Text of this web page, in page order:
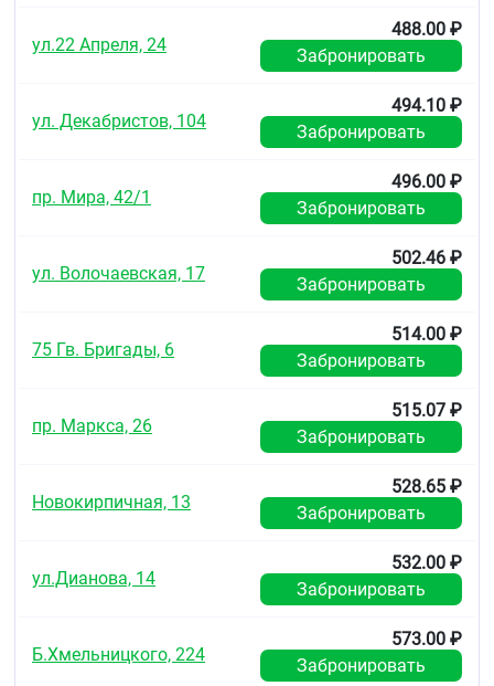
ул.22 Апреля, 24
488.00 ₽
Забронировать
ул. Декабристов, 104
494.10 ₽
Забронировать
пр. Мира, 42/1
496.00 ₽
Забронировать
ул. Волочаевская, 17
502.46 ₽
Забронировать
75 Гв. Бригады, 6
514.00 ₽
Забронировать
пр. Маркса, 26
515.07 ₽
Забронировать
Новокирпичная, 13
528.65 ₽
Забронировать
ул.Дианова, 14
532.00 ₽
Забронировать
Б.Хмельницкого, 224
573.00 ₽
Забронировать